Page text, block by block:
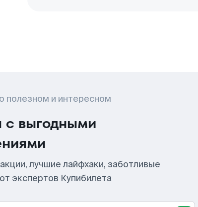
полезном и интересном
с выгодными
лучшие лайфхаки, заботливые
экспертов Купибилета